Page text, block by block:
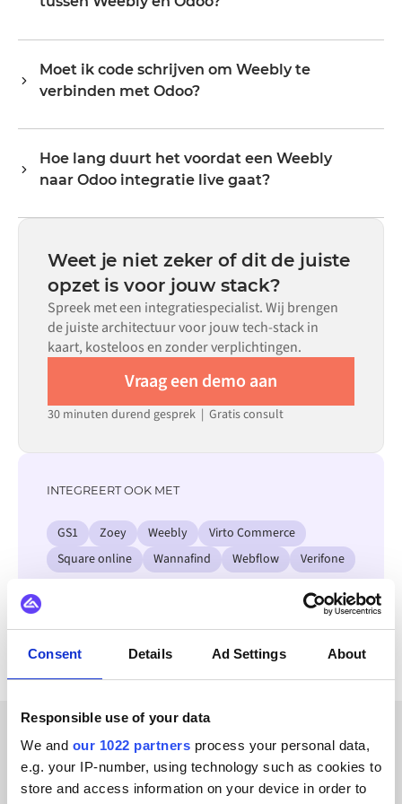
Consent Details Ad Settings About
Responsible use of your data
We and our 1022 partners process your personal data,
e.g. your IP-number, using technology such as cookies to
store and access information on your device in order to
evenredig meegroeien.
Veelvoorkomende flows omvatten records zoals
bestellingen, producten, klanten, voorraadniveaus,
Alumio handelt alle veldmapping af, zodat data aankomt
in het formaat dat elk systeem verwacht.
Moet ik code schrijven om Weebly te
verbinden met Odoo?
marketplace bestaan, configureer je de integratie via een
visuele interface zonder aangepaste code te schrijven,
Aangepaste code is beschikbaar voor situaties waarin
Hoe lang duurt het voordat een Weebly
naar Odoo integratie live gaat?
maanden live, afhankelijk van de complexiteit van de
datamapping, het aantal vereiste flows en je interne
beoordelingsproces. Voor veel systemen zijn er kant-en-
klare connectoren beschikbaar in de Alumio
marketplace, wat de insteltijd aanzienlijk verkort.
Weet je niet zeker of dit de juiste
opzet is voor jouw stack?
Spreek met een integratiespecialist. Wij brengen
de juiste architectuur voor jouw tech-stack in
kaart, kosteloos en zonder verplichtingen.
Vraag een demo aan
30 minuten durend gesprek | Gratis consult
INTEGREERT OOK MET
GS1 Zoey Weebly
Virto Commerce
Square online
Wannafind Webflow Verifone
KLANTVERHALEN
Ontdek welke resultaten